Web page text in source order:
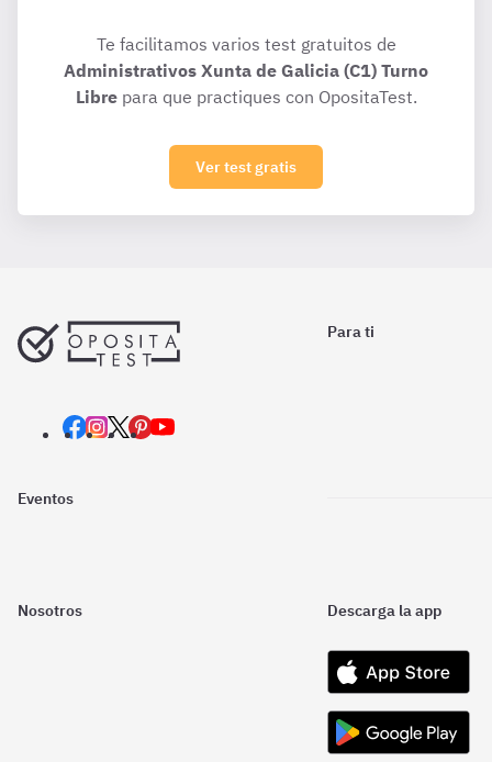
Te facilitamos varios test gratuitos de
Administrativos Xunta de Galicia (C1) Turno
Librepara que practiques con OpositaTest.
Ver test gratis
Para ti
Eventos
Nosotros Descarga la app